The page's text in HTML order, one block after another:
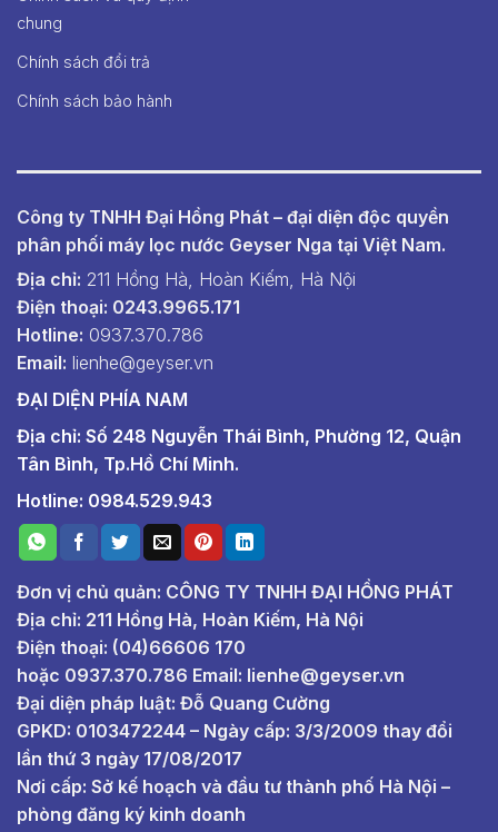
chung
Chính sách đổi trả
Chính sách bảo hành
Công ty TNHH Đại Hồng Phát – đại diện độc quyền
phân phối máy lọc nước Geyser Nga tại Việt Nam.
Địa chỉ: 211 Hồng Hà, Hoàn Kiếm, Hà Nội
Điện thoại: 0243.9965.171
Hotline: 0937.370.786
Email: lienhe@geyser.vn
ĐẠI DIỆN PHÍA NAM
Địa chỉ: Số 248 Nguyễn Thái Bình, Phường 12, Quận
Tân Bình, Tp.Hồ Chí Minh.
Hotline: 0984.529.943
Đơn vị chủ quản: CÔNG TY TNHH ĐẠI HỒNG PHÁT
Địa chỉ: 211 Hồng Hà, Hoàn Kiếm, Hà Nội
Điện thoại: (04)66606 170
hoặc 0937.370.786 Email: lienhe@geyser.vn
Đại diện pháp luật: Đỗ Quang Cường
GPKD: 0103472244 – Ngày cấp: 3/3/2009 thay đổi
lần thứ 3 ngày 17/08/2017
Nơi cấp: Sở kế hoạch và đầu tư thành phố Hà Nội –
phòng đăng ký kinh doanh